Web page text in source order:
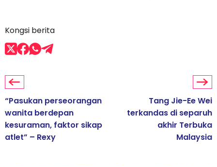
Kongsi berita
“Pasukan perseorangan
wanita berdepan
kesuraman, faktor sikap
atlet” – Rexy
Tang Jie-Ee Wei
terkandas di separuh
akhir Terbuka
Malaysia